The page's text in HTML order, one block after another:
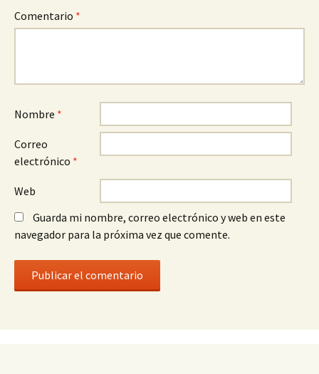
Comentario *
Nombre *
Correo
electrónico *
Web
Guarda mi nombre, correo electrónico y web en este
navegador para la próxima vez que comente.